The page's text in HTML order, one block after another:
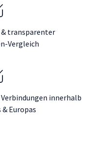
& transparenter
Vergleich
innerhalb
Europas